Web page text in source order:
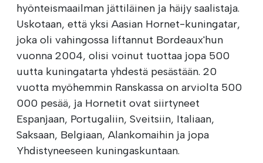
hyönteismaailman jättiläinen ja häijy saalistaja.
Uskotaan, että yksi Aasian Hornet-kuningatar,
joka oli vahingossa liftannut Bordeaux'hun
vuonna 2004, olisi voinut tuottaa jopa 500
uutta kuningatarta yhdestä pesästään. 20
vuotta myöhemmin Ranskassa on arviolta 500
000 pesää, ja Hornetit ovat siirtyneet
Espanjaan, Portugaliin, Sveitsiin, Italiaan,
Saksaan, Belgiaan, Alankomaihin ja jopa
Yhdistyneeseen kuningaskuntaan.